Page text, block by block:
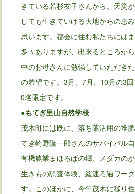
きている若杉友子さんから、天災
しても生きていける大地からの恵
思います。都会に住む私たちには
多々ありますが、出来るところか
中のお母さんに勉強していただき
の希望です。3月、7月、10月の3
0名限定です。
●もてぎ里山自然学校
茂木町には既に、落ち葉活用の堆
てぎ崎野隆一郎さんのサバイバル
有機農業まほろばの郷、メダカの
生きもの調査体験、緩速ろ過ワー
す。このほかに、今年茂木に移り